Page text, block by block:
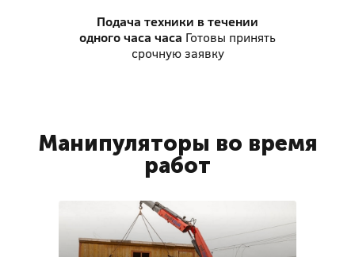
Подача техники в течении
одного часа часа Готовы принять
срочную заявку
Манипуляторы во время
работ